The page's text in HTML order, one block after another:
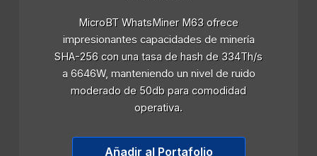
MicroBT WhatsMiner M63 ofrece
impresionantes capacidades de minería
SHA-256 con una tasa de hash de 334Th/s
a 6646W, manteniendo un nivel de ruido
moderado de 50db para comodidad
operativa.
Añadir al Portafolio